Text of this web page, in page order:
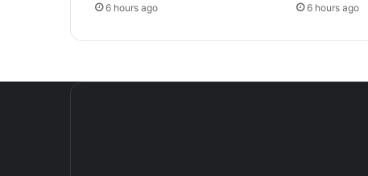
6 hours ago 6 hours ago